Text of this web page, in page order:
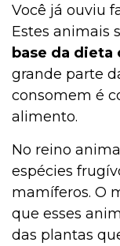
Você já ouviu
Estes animais
base da dieta
grande parte
consomem é
alimento.
No reino
espécies
mamíferos. O
que esses
das plantas